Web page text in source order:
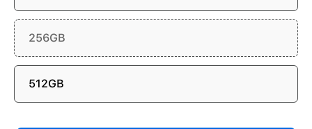
256GB
512GB